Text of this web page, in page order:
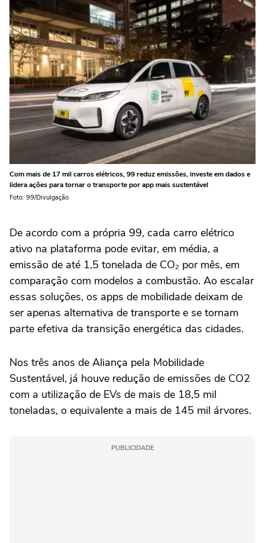
Com mais de 17 mil carros elétricos, 99 reduz emissões, investe em dados e
lidera ações para tornar o transporte por app mais sustentável
Foto: 99/Divulgação
De acordo com a própria 99, cada carro elétrico
ativo na plataforma pode evitar, em média, a
emissão de até 1,5 tonelada de CO₂ por mês, em
comparação com modelos a combustão. Ao escalar
essas soluções, os apps de mobilidade deixam de
ser apenas alternativa de transporte e se tornam
parte efetiva da transição energética das cidades.
Nos três anos de Aliança pela Mobilidade
Sustentável, já houve redução de emissões de CO2
com a utilização de EVs de mais de 18,5 mil
toneladas, o equivalente a mais de 145 mil árvores.
PUBLICIDADE